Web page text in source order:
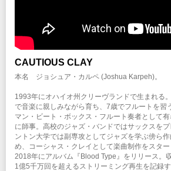
CAUTIOUS CLAY
本名 ジョシュア・カルペ (Joshua Karpeh)。
1993年にオハイオ州クリーヴランドで生まれる
で音楽に親しみながら育ち、7歳でフルートを習
マン・ビート・ボックス・フルート奏者として
に師事。高校のジャズ・バンドではサックスを
ントン大学では副専攻としてジャズを学ぶ傍ら
め、コーシャス・クレイとして楽曲制作をスター
2018年にアルバム『Blood Type』をリリース。
1億5千万回を超えるストリーミング再生を記録